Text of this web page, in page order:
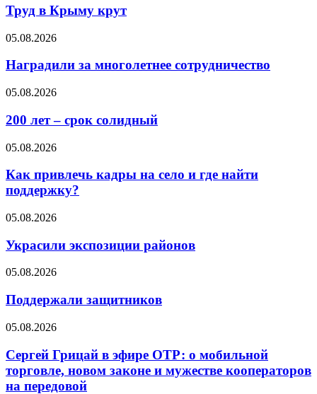
Труд в Крыму крут
05.08.2026
Наградили за многолетнее сотрудничество
05.08.2026
200 лет – срок солидный
05.08.2026
Как привлечь кадры на село и где найти
поддержку?
05.08.2026
Украсили экспозиции районов
05.08.2026
Поддержали защитников
05.08.2026
Сергей Грицай в эфире ОТР: о мобильной
торговле, новом законе и мужестве кооператоров
на передовой